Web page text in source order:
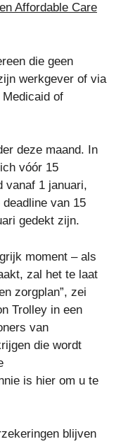
Affordable Care
die geen
werkgever of via
of
deze maand. In
vóór 15
vanaf 1 januari,
van 15
gedekt zijn.
moment – ​​als
zal het te laat
zorgplan”, zei
Trolley in een
van
die wordt
is hier om u te
blijven